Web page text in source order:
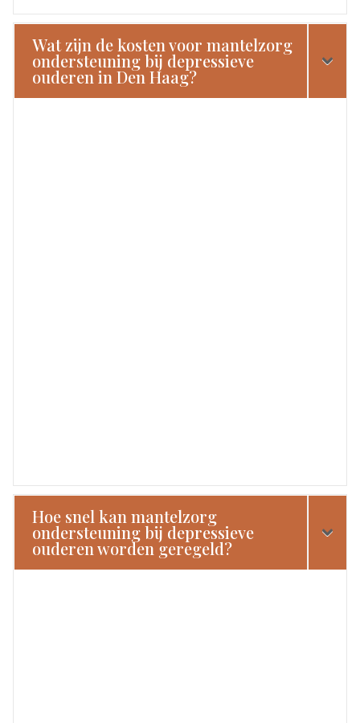
Wat zijn de kosten voor mantelzorg
ondersteuning bij depressieve
ouderen in Den Haag?
Hoe snel kan mantelzorg
ondersteuning bij depressieve
ouderen worden geregeld?